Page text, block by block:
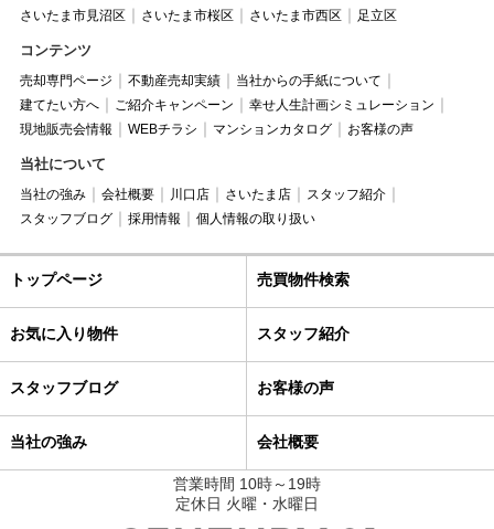
さいたま市見沼区
さいたま市桜区 さいたま市西区 足立区
コンテンツ
売却専門ページ 不動産売却実績
当社からの手紙について
建てたい方へ
ご紹介キャンペーン
幸せ人生計画シミュレーション
現地販売会情報
WEBチラシ マンションカタログ お客様の声
当社について
当社の強み 会社概要 川口店 さいたま店
スタッフ紹介
スタッフブログ
採用情報 個人情報の取り扱い
トップページ 売買物件検索
お気に入り物件 スタッフ紹介
スタッフブログ お客様の声
当社の強み 会社概要
営業時間 10時～19時
定休日 火曜・水曜日